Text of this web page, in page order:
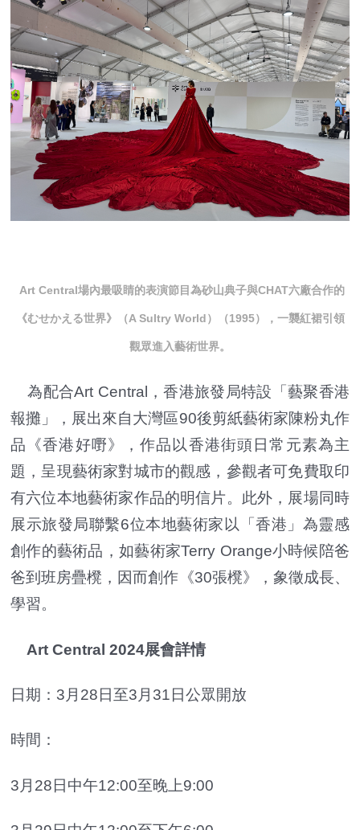
Art Central場內最吸睛的表演節目為砂山典子與CHAT六廠合作的
《むせかえる世界》（A Sultry World）（1995），一襲紅裙引領
觀眾進入藝術世界。
為配合Art Central，香港旅發局特設「藝聚香港
報攤」，展出來自大灣區90後剪紙藝術家陳粉丸作
品《香港好嘢》，作品以香港街頭日常元素為主
題，呈現藝術家對城市的觀感，參觀者可免費取印
有六位本地藝術家作品的明信片。此外，展場同時
展示旅發局聯繫6位本地藝術家以「香港」為靈感
創作的藝術品，如藝術家Terry Orange小時候陪爸
爸到班房疊櫈，因而創作《30張櫈》，象徵成長、
學習。
Art Central 2024展會詳情
日期：3月28日至3月31日公眾開放
時間：
3月28日中午12:00至晚上9:00